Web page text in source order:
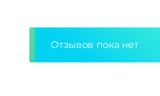
Отзывов пока нет